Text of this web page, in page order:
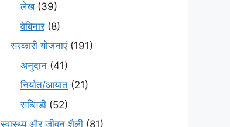
लेख(39)
वेबिनार(8)
सरकारी योजनाएं(191)
अनुदान (41)
निर्यात/आयात (21)
सब्सिडी (52)
स्वास्थ्य और जीवन शैली (81)